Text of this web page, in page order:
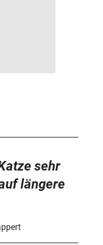
sehr
längere